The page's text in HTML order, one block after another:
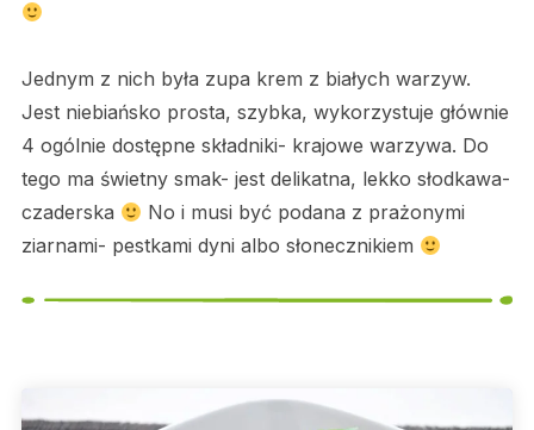
Jednym z nich była zupa krem z białych warzyw.
Jest niebiańsko prosta, szybka, wykorzystuje głównie
4 ogólnie dostępne składniki- krajowe warzywa. Do
tego ma świetny smak- jest delikatna, lekko słodkawa-
czaderska
No i musi być podana z prażonymi
ziarnami- pestkami dyni albo słonecznikiem